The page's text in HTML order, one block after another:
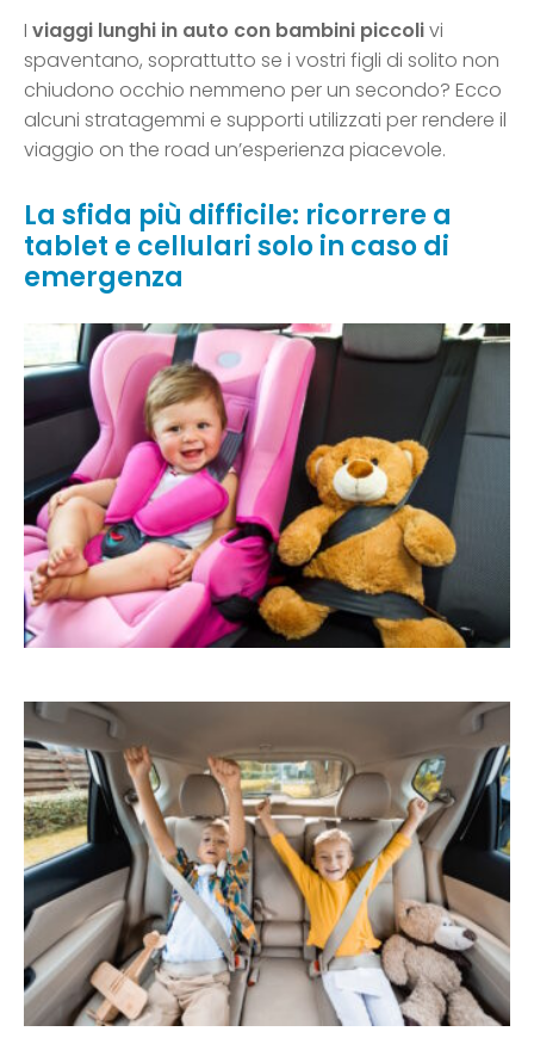
I viaggi lunghi in auto con bambini piccolivi
spaventano, soprattutto se i vostri figli di solito non
chiudono occhio nemmeno per un secondo? Ecco
alcuni stratagemmi e supporti utilizzati per rendere il
viaggio on the road un’esperienza piacevole.
La sfida più difficile: ricorrere a
tablet e cellulari solo in caso di
emergenza